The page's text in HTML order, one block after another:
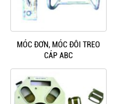
MÓC ĐƠN, MÓC ĐÔI TREO
CÁP ABC